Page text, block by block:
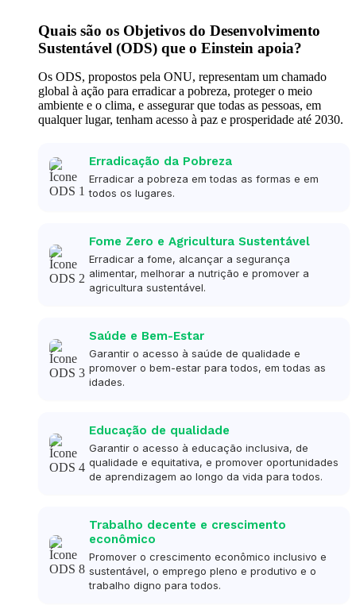
Quais são os Objetivos do Desenvolvimento
Sustentável (ODS) que o Einstein apoia?
Os ODS, propostos pela ONU, representam um chamado
global à ação para erradicar a pobreza, proteger o meio
ambiente e o clima, e assegurar que todas as pessoas, em
qualquer lugar, tenham acesso à paz e prosperidade até 2030.
Erradicação da Pobreza
Erradicar a pobreza em todas as formas e em
todos os lugares.
Fome Zero e Agricultura Sustentável
Erradicar a fome, alcançar a segurança
alimentar, melhorar a nutrição e promover a
agricultura sustentável.
Saúde e Bem-Estar
Garantir o acesso à saúde de qualidade e
promover o bem-estar para todos, em todas as
idades.
Educação de qualidade
Garantir o acesso à educação inclusiva, de
qualidade e equitativa, e promover oportunidades
de aprendizagem ao longo da vida para todos.
Trabalho decente e crescimento
econômico
Promover o crescimento econômico inclusivo e
sustentável, o emprego pleno e produtivo e o
trabalho digno para todos.